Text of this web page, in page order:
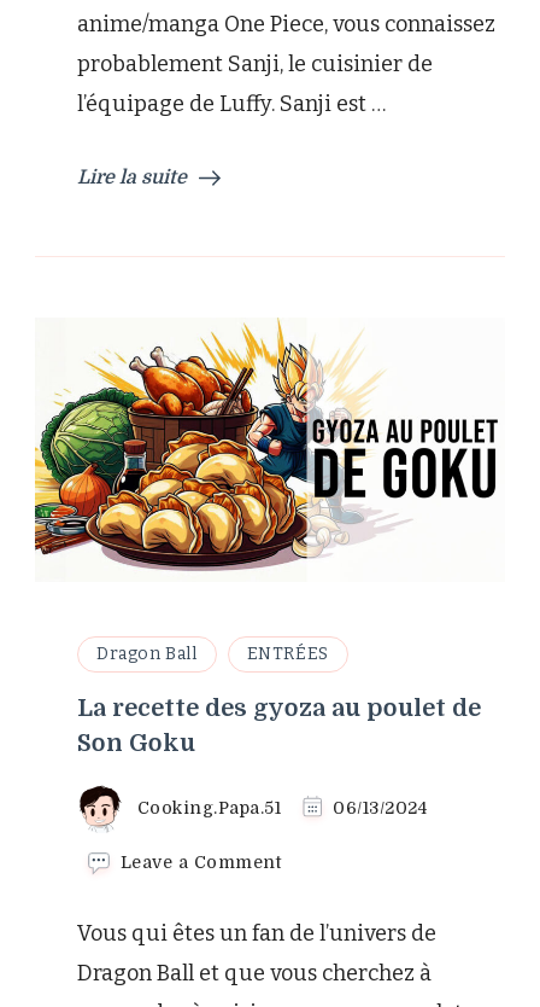
Sanji
anime/manga One Piece, vous connaissez
probablement Sanji, le cuisinier de
l’équipage de Luffy. Sanji est …
Lire la suite
Dragon Ball ENTRÉES
La recette des gyoza au poulet de
Son Goku
Cooking.Papa.51 06/13/2024
Leave a Commenton
des
gyoza
Vous qui êtes un fan de l’univers de
Dragon Ball et que vous cherchez à